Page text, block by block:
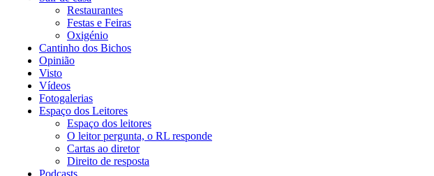
Restaurantes
Festas e Feiras
Oxigénio
Cantinho dos Bichos
Opinião
Visto
Vídeos
Fotogalerias
Espaço dos Leitores
Espaço dos leitores
O leitor pergunta, o RL responde
Cartas ao diretor
Direito de resposta
Podcasts